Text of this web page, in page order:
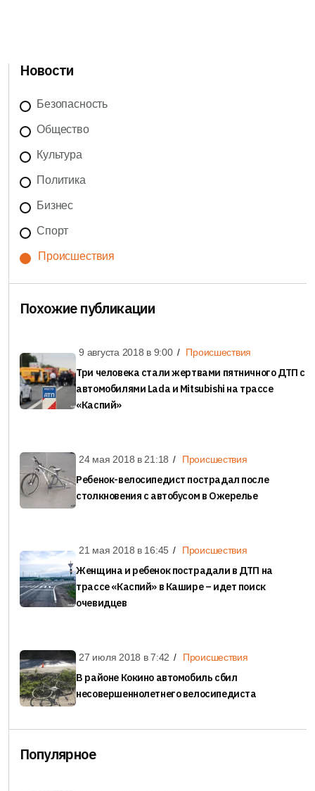
Новости
Безопасность
Общество
Культура
Политика
Бизнес
Спорт
Происшествия
Похожие публикации
9 августа 2018 в 9:00 Происшествия
Три человека стали жертвами пятничного ДТП с
автомобилями Lada и Mitsubishi на трассе
«Каспий»
24 мая 2018 в 21:18 Происшествия
Ребенок-велосипедист пострадал после
столкновения с автобусом в Ожерелье
21 мая 2018 в 16:45 Происшествия
Женщина и ребенок пострадали в ДТП на
трассе «Каспий» в Кашире – идет поиск
очевидцев
27 июля 2018 в7:42 Происшествия
В районе Кокино автомобиль сбил
несовершеннолетнего велосипедиста
Популярное